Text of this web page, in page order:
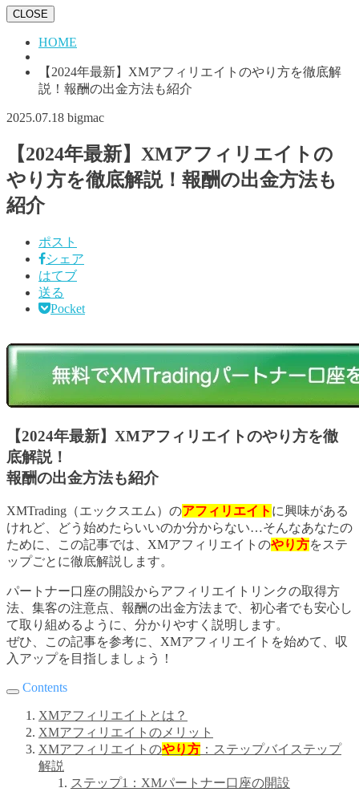
CLOSE
HOME
【2024年最新】XMアフィリエイトのやり方を徹底解
説！報酬の出金方法も紹介
2025.07.18 bigmac
【2024年最新】XMアフィリエイトの
やり方を徹底解説！報酬の出金方法も
紹介
ポスト
シェア
はてブ
送る
Pocket
【2024年最新】XMアフィリエイトのやり方を徹
底解説！
報酬の出金方法も紹介
XMTrading（エックスエム）のアフィリエイト に興味がある
けれど、どう始めたらいいのか分からない…そんなあなたの
ために、この記事では、XMアフィリエイトのやり方をステ
ップごとに徹底解説します。
パートナー口座の開設からアフィリエイトリンクの取得方
法、集客の注意点、報酬の出金方法まで、初心者でも安心し
て取り組めるように、分かりやすく説明します。
ぜひ、この記事を参考に、XMアフィリエイトを始めて、収
入アップを目指しましょう！
Contents
XMアフィリエイトとは？
XMアフィリエイトのメリット
XMアフィリエイトのやり方 ：ステップバイステップ
解説
ステップ1：XMパートナー口座の開設